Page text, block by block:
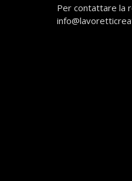
Per contattare la